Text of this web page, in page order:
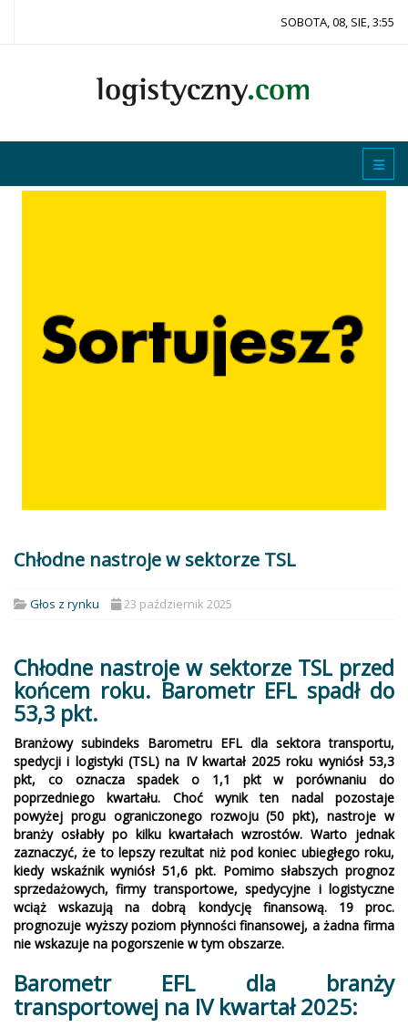
SOBOTA, 08, SIE, 3:55
Chłodne nastroje w sektorze TSL
Głos z rynku 23 październik 2025
Chłodne nastroje w sektorze TSL przed
końcem roku. Barometr EFL spadł do
53,3 pkt.
Branżowy subindeks Barometru EFL dla sektora transportu,
spedycji i logistyki (TSL) na IV kwartał 2025 roku wyniósł 53,3
pkt, co oznacza spadek o 1,1 pkt w porównaniu do
poprzedniego kwartału. Choć wynik ten nadal pozostaje
powyżej progu ograniczonego rozwoju (50 pkt), nastroje w
branży osłabły po kilku kwartałach wzrostów. Warto jednak
zaznaczyć, że to lepszy rezultat niż pod koniec ubiegłego roku,
kiedy wskaźnik wyniósł 51,6 pkt. Pomimo słabszych prognoz
sprzedażowych, firmy transportowe, spedycyjne i logistyczne
wciąż wskazują na dobrą kondycję finansową. 19 proc.
prognozuje wyższy poziom płynności finansowej, a żadna firma
nie wskazuje na pogorszenie w tym obszarze.
Barometr EFL dla branży
transportowej na IV kwartał 2025: